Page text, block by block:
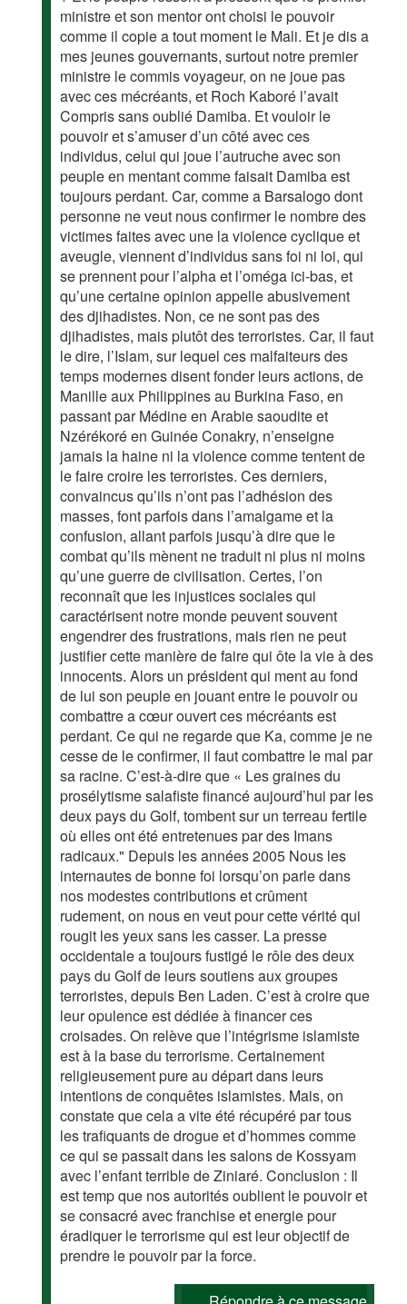
ministre et son mentor ont choisi le pouvoir
comme il copie a tout moment le Mali. Et je dis a
mes jeunes gouvernants, surtout notre premier
ministre le commis voyageur, on ne joue pas
avec ces mécréants, et Roch Kaboré l’avait
Compris sans oublié Damiba. Et vouloir le
pouvoir et s’amuser d’un côté avec ces
individus, celui qui joue l’autruche avec son
peuple en mentant comme faisait Damiba est
toujours perdant. Car, comme a Barsalogo dont
personne ne veut nous confirmer le nombre des
victimes faites avec une la violence cyclique et
aveugle, viennent d’individus sans foi ni loi, qui
se prennent pour l’alpha et l’oméga ici-bas, et
qu’une certaine opinion appelle abusivement
des djihadistes. Non, ce ne sont pas des
djihadistes, mais plutôt des terroristes. Car, il faut
le dire, l’Islam, sur lequel ces malfaiteurs des
temps modernes disent fonder leurs actions, de
Manille aux Philippines au Burkina Faso, en
passant par Médine en Arabie saoudite et
Nzérékoré en Guinée Conakry, n’enseigne
jamais la haine ni la violence comme tentent de
le faire croire les terroristes. Ces derniers,
convaincus qu’ils n’ont pas l’adhésion des
masses, font parfois dans l’amalgame et la
confusion, allant parfois jusqu’à dire que le
combat qu’ils mènent ne traduit ni plus ni moins
qu’une guerre de civilisation. Certes, l’on
reconnaît que les injustices sociales qui
caractérisent notre monde peuvent souvent
engendrer des frustrations, mais rien ne peut
justifier cette manière de faire qui ôte la vie à des
innocents. Alors un président qui ment au fond
de lui son peuple en jouant entre le pouvoir ou
combattre a cœur ouvert ces mécréants est
perdant. Ce qui ne regarde que Ka, comme je ne
cesse de le confirmer, il faut combattre le mal par
sa racine. C’est-à-dire que « Les graines du
prosélytisme salafiste financé aujourd’hui par les
deux pays du Golf, tombent sur un terreau fertile
où elles ont été entretenues par des Imans
radicaux." Depuis les années 2005 Nous les
internautes de bonne foi lorsqu’on parle dans
nos modestes contributions et crûment
rudement, on nous en veut pour cette vérité qui
rougit les yeux sans les casser. La presse
occidentale a toujours fustigé le rôle des deux
pays du Golf de leurs soutiens aux groupes
terroristes, depuis Ben Laden. C’est à croire que
leur opulence est dédiée à financer ces
croisades. On relève que l’intégrisme islamiste
est à la base du terrorisme. Certainement
religieusement pure au départ dans leurs
intentions de conquêtes islamistes. Mais, on
constate que cela a vite été récupéré par tous
les trafiquants de drogue et d’hommes comme
ce qui se passait dans les salons de Kossyam
avec l’enfant terrible de Ziniaré. Conclusion : Il
est temp que nos autorités oublient le pouvoir et
se consacré avec franchise et energie pour
éradiquer le terrorisme qui est leur objectif de
prendre le pouvoir par la force.